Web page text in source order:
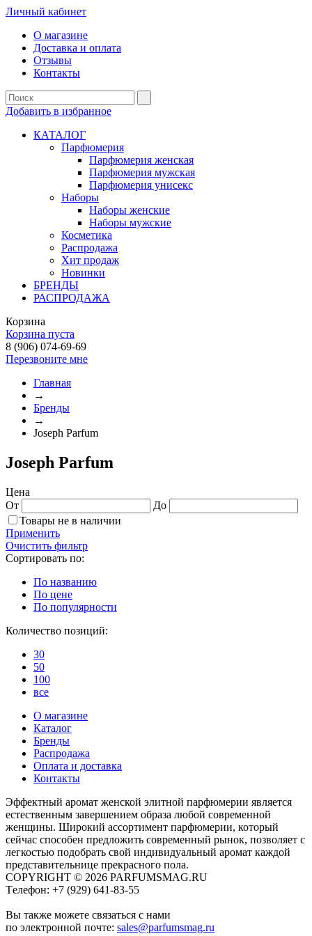
Личный кабинет
О магазине
Доставка и оплата
Отзывы
Контакты
Добавить в избранное
КАТАЛОГ
Парфюмерия
Парфюмерия женская
Парфюмерия мужская
Парфюмерия унисекс
Наборы
Наборы женские
Наборы мужские
Косметика
Распродажа
Хит продаж
Новинки
БРЕНДЫ
РАСПРОДАЖА
Корзина
Корзина пуста
8 (906) 074-69-69
Перезвоните мне
Главная
→
Бренды
→
Joseph Parfum
Joseph Parfum
Цена
От
До
Товары не в наличии
Применить
Очистить фильтр
Сортировать по:
По названию
По цене
По популярности
Количество позиций:
30
50
100
все
О магазине
Каталог
Бренды
Распродажа
Оплата и доставка
Контакты
Эффектный аромат женской элитной парфюмерии является
естественным завершением образа любой современной
женщины. Широкий ассортимент парфюмерии, который
сейчас способен предложить современный рынок, позволяет с
легкостью подобрать свой индивидуальный аромат каждой
представительнице прекрасного пола.
COPYRIGHT © 2026 PARFUMSMAG.RU
Tелефон: +7 (929) 641-83-55
Вы также можете связаться с нами
по электронной почте: sales@parfumsmag.ru